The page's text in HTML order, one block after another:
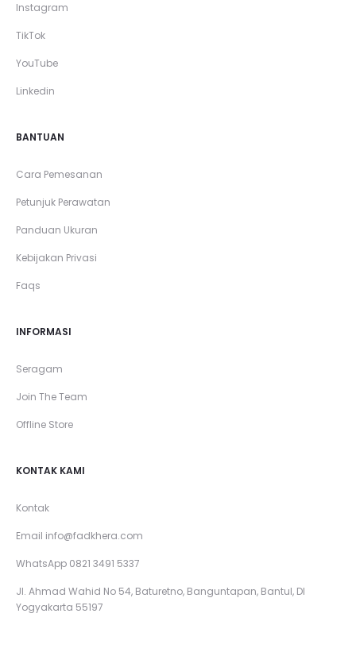
Instagram
TikTok
YouTube
Linkedin
BANTUAN
Cara Pemesanan
Petunjuk Perawatan
Panduan Ukuran
Kebijakan Privasi
Faqs
INFORMASI
Seragam
Join The Team
Offline Store
KONTAK KAMI
Kontak
Email info@fadkhera.com
WhatsApp 0821 3491 5337
Jl. Ahmad Wahid No 54, Baturetno, Banguntapan, Bantul, DI
Yogyakarta 55197